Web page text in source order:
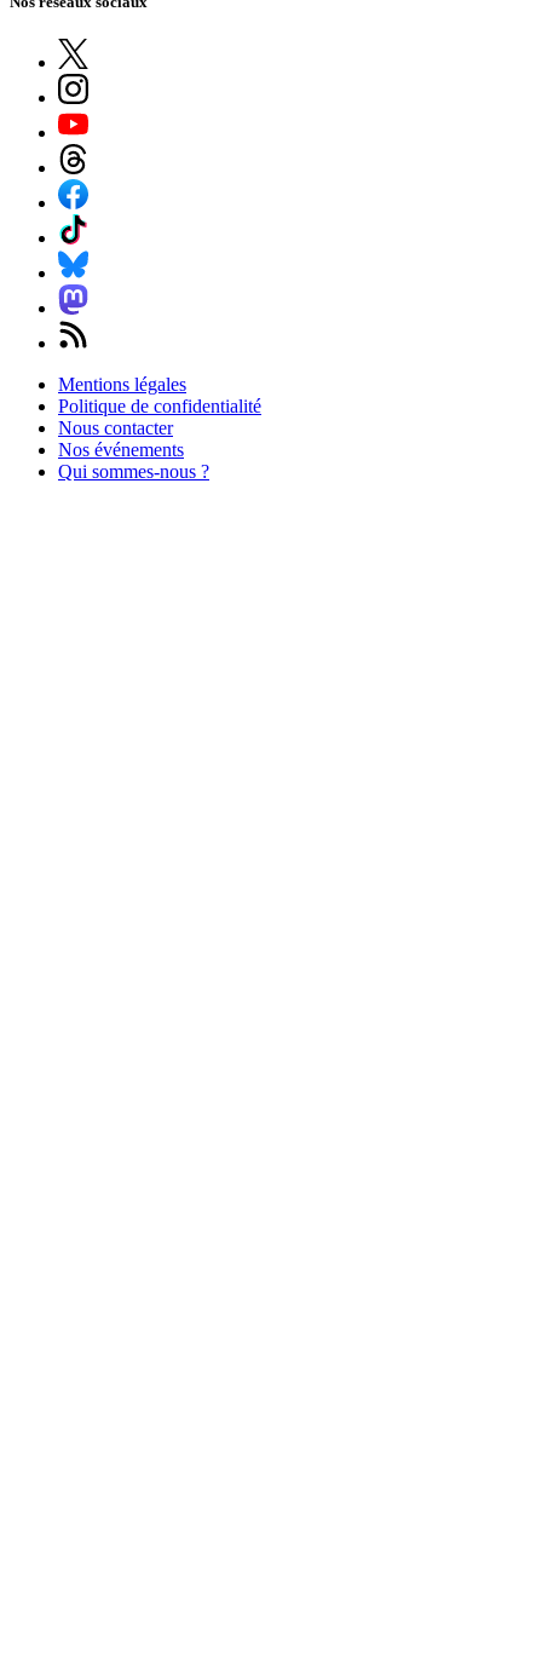
Mentions légales
Politique de confidentialité
Nous contacter
Nos événements
Qui sommes-nous ?